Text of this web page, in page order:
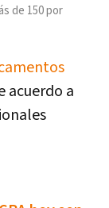
de 150 por
acuerdo a